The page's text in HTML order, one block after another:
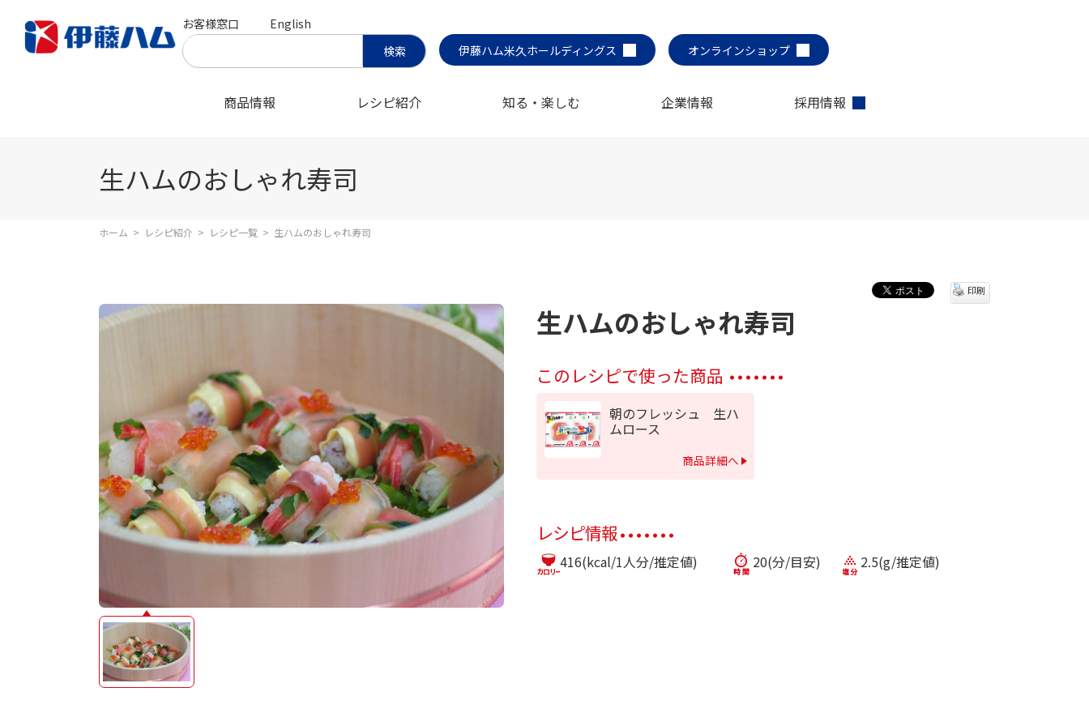
お客様窓口
English
伊藤ハム米久ホールディングス
オンラインショップ
商品情報 レシピ紹介 知る・楽しむ 企業情報 採用情報
生ハムのおしゃれ寿司
ホーム > レシピ紹介 > レシピ一覧 > 生ハムのおしゃれ寿司
生ハムのおしゃれ寿司
印刷
このレシピで使った商品
朝のフレッシュ 生ハ
ムロース
商品詳細へ
レシピ情報
416(kcal/1人分/推定値) 20(分/目安) 2.5(g/推定値)